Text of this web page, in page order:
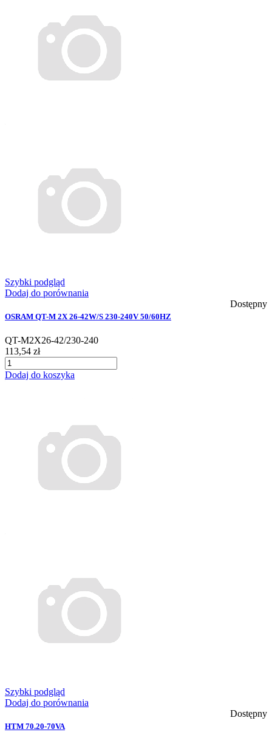
Szybki podgląd
Dodaj do porównania
Dostępny
OSRAM QT-M 2X 26-42W/S 230-240V 50/60HZ
QT-M2X26-42/230-240
113,54 zł
Dodaj do koszyka
Szybki podgląd
Dodaj do porównania
Dostępny
HTM 70.20-70VA